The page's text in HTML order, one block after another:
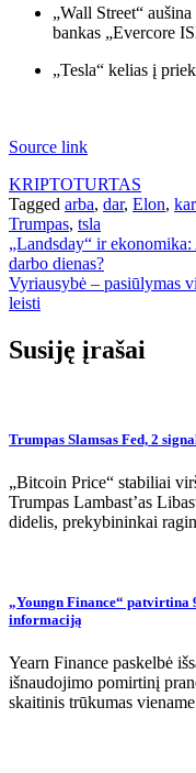
„Wall Street“
bankas „Evercore
„Tesla“ kelias į
Source link
KRIPTOTURTAS
Tagged arba, dar, Elon,
Trumpas, tsla
Navigacija
tarp
įrašų
„Landsday“ ir
darbo dienas?
Vyriausybė – pasiūlymas
leisti
Susiję įrašai
Trumpas Slamsas Fed, 2
„Bitcoin Price“ stabiliai
Trumpas Lambast’as
didelis, prekybininkai
„Youngn Finance“ patvirtina
informaciją
Yearn Finance paskelbė
išnaudojimo pomirtinį
skaitinis trūkumas